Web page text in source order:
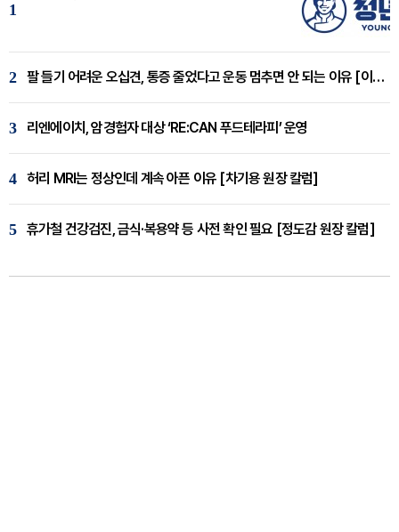
1
2 팔 들기 어려운 오십견, 통증 줄었다고 운동 멈추면 안 되는 이유 [이병욱 원장 칼럼]
3 리엔에이치, 암경험자 대상 ‘RE:CAN 푸드테라피’ 운영
4 허리 MRI는 정상인데 계속 아픈 이유 [차기용 원장 칼럼]
5 휴가철 건강검진, 금식·복용약 등 사전 확인 필요 [정도감 원장 칼럼]